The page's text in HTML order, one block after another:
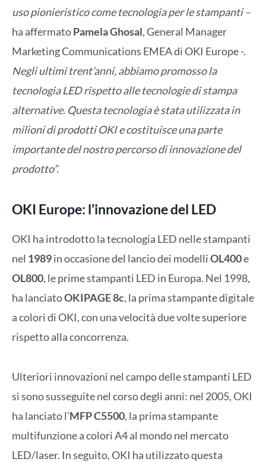
uso pionieristico come tecnologia per le stampanti –
ha affermatoPamela Ghosal, General Manager
Marketing Communications EMEA di OKI Europe -.
Negli ultimi trent’anni, abbiamo promosso la
tecnologia LED rispetto alle tecnologie di stampa
alternative. Questa tecnologia è stata utilizzata in
milioni di prodotti OKI e costituisce una parte
importante del nostro percorso di innovazione del
prodotto”.
OKI Europe: l’innovazione del LED
OKI ha introdotto la tecnologia LED nelle stampanti
nel 1989in occasione del lancio dei modelliOL400e
OL800, le prime stampanti LED in Europa. Nel 1998,
ha lanciatoOKIPAGE 8c, la prima stampante digitale
a colori di OKI, con una velocità due volte superiore
rispetto alla concorrenza.
Ulteriori innovazioni nel campo delle stampanti LED
si sono susseguite nel corso degli anni: nel 2005, OKI
ha lanciato l’MFP C5500, la prima stampante
multifunzione a colori A4 al mondo nel mercato
LED/laser. In seguito, OKI ha utilizzato questa